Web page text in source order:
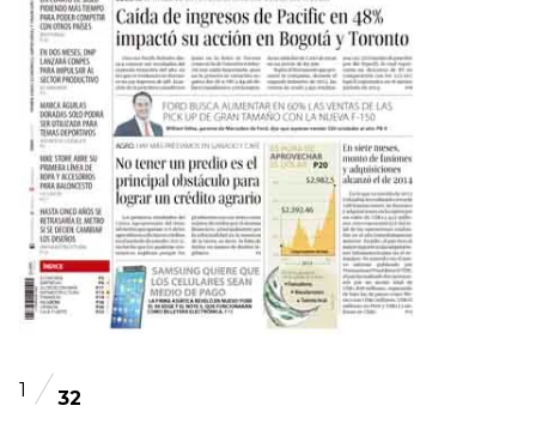
1 32